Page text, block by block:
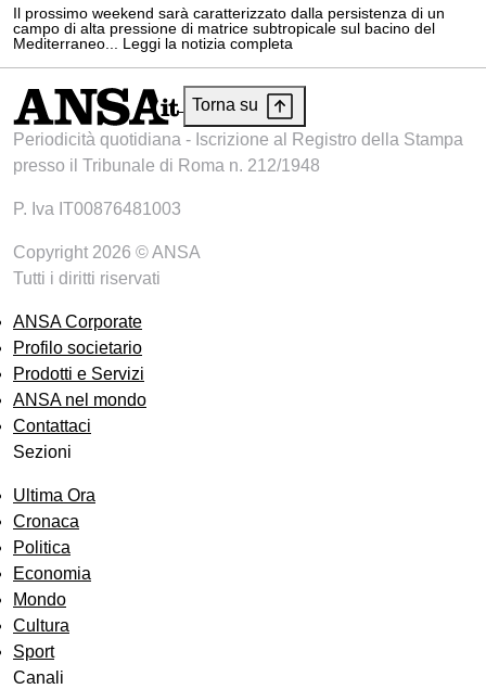
Il prossimo weekend sarà caratterizzato dalla persistenza di un
campo di alta pressione di matrice subtropicale sul bacino del
Mediterraneo... Leggi la notizia completa
Torna su
Periodicità quotidiana - Iscrizione al Registro della Stampa
presso il Tribunale di Roma n. 212/1948
P. Iva IT00876481003
Copyright 2026 © ANSA
Tutti i diritti riservati
ANSA Corporate
Profilo societario
Prodotti e Servizi
ANSA nel mondo
Contattaci
Sezioni
Ultima Ora
Cronaca
Politica
Economia
Mondo
Cultura
Sport
Canali